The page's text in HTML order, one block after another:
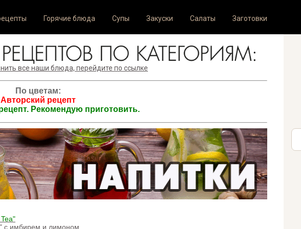
Горячие блюда Супы Закуски Салаты Заготовки
все наши блюда, перейдите по ссылке
По цветам:
Авторский рецепт
Рекомендую приготовить.
с имбирем и лимоном